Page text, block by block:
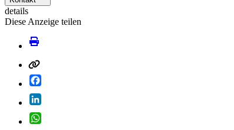
details
Diese Anzeige teilen